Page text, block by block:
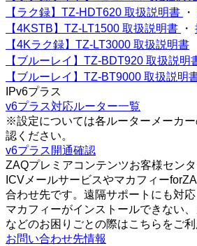
【ラク録】TZ-HDT620 取扱説明書
・
【4KSTB】TZ-LT1500 取扱説明書
・
【4Kラク録】TZ-LT3000 取扱説明書
【ブルーレイ】TZ-BDT920 取扱説明
【ブルーレイ】TZ-BT9000 取扱説明
IPv6プラス
v6プラス対応ルーター一覧
※設定については各ルーターメーカ
認ください。
v6プラス開通確認
ZAQプレミアコンテンツお客様セン
ICVメールサービスやマカフィー
合わせ先です。遠隔サポートにも対応
マカフィーがインストールできない
などのお困りごとの際はこちらをご利
お問い合わせ先情報